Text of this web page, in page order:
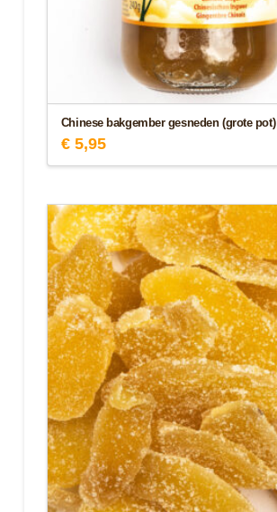
Chinese bakgember gesneden (grote pot)
€5,95